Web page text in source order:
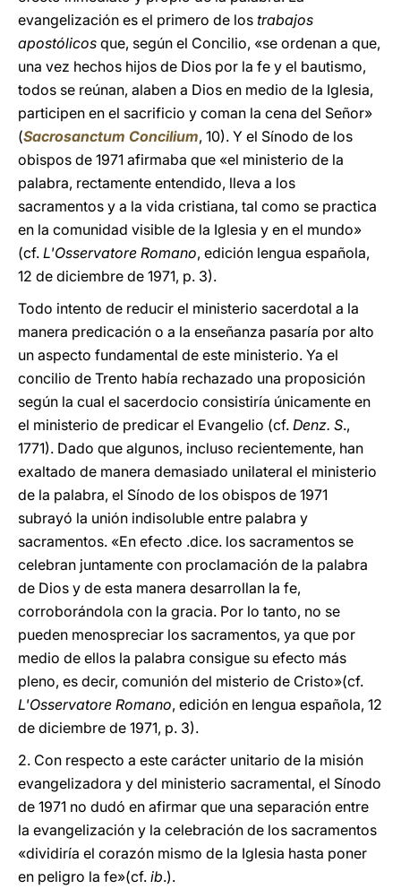
evangelización es el primero de los trabajos
apostólicos que, según el Concilio, «se ordenan a que,
una vez hechos hijos de Dios por la fe y el bautismo,
todos se reúnan, alaben a Dios en medio de la Iglesia,
participen en el sacrificio y coman la cena del Señor»
(Sacrosanctum Concilium, 10). Y el Sínodo de los
obispos de 1971 afirmaba que «el ministerio de la
palabra, rectamente entendido, lleva a los
sacramentos y a la vida cristiana, tal como se practica
en la comunidad visible de la Iglesia y en el mundo»
(cf. L'Osservatore Romano, edición lengua española,
12 de diciembre de 1971, p. 3).
Todo intento de reducir el ministerio sacerdotal a la
manera predicación o a la enseñanza pasaría por alto
un aspecto fundamental de este ministerio. Ya el
concilio de Trento había rechazado una proposición
según la cual el sacerdocio consistiría únicamente en
el ministerio de predicar el Evangelio (cf. Denz. S.,
1771). Dado que algunos, incluso recientemente, han
exaltado de manera demasiado unilateral el ministerio
de la palabra, el Sínodo de los obispos de 1971
subrayó la unión indisoluble entre palabra y
sacramentos. «En efecto .dice. los sacramentos se
celebran juntamente con proclamación de la palabra
de Dios y de esta manera desarrollan la fe,
corroborándola con la gracia. Por lo tanto, no se
pueden menospreciar los sacramentos, ya que por
medio de ellos la palabra consigue su efecto más
pleno, es decir, comunión del misterio de Cristo»(cf.
L'Osservatore Romano, edición en lengua española, 12
de diciembre de 1971, p. 3).
2. Con respecto a este carácter unitario de la misión
evangelizadora y del ministerio sacramental, el Sínodo
de 1971 no dudó en afirmar que una separación entre
la evangelización y la celebración de los sacramentos
«dividiría el corazón mismo de la Iglesia hasta poner
en peligro la fe»(cf. ib.).